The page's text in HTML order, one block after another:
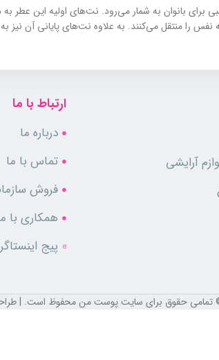
برای بانوان به شمار می‌رود. نت‌های اولیه این
نفس را منتقل می‌کنند. به علاوه نت‌های پایانی آن
به‌ فرد، برای بانوانی که به دنبال جلوه‌ای
آرایشی
ارتباط با ما
درباره ما
تماس با ما
فروش
همکاری با
پیج
تمامی حقوق برای سایت پوست من محفوظ است. |